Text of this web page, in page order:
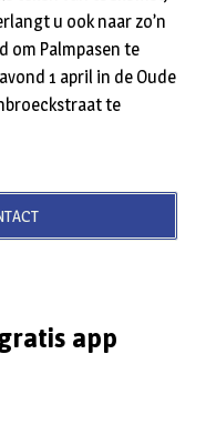
u ook naar zo’n
om Palmpasen te
1 april in de Oude
te
app